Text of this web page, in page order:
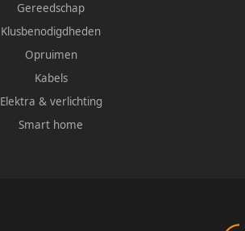
Gereedschap
Klusbenodigdheden
Opruimen
Kabels
Elektra & verlichting
Smart home